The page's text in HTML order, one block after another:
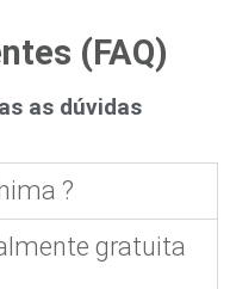
(FAQ)
as dúvidas
?
gratuita